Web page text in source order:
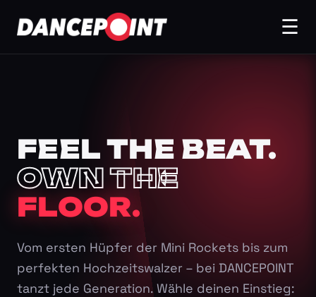
☰
FEEL THE BEAT.
OWN THE
FLOOR.
Vom ersten Hüpfer der Mini Rockets bis zum
perfekten Hochzeitswalzer – bei DANCEPOINT
tanzt jede Generation. Wähle deinen Einstieg: